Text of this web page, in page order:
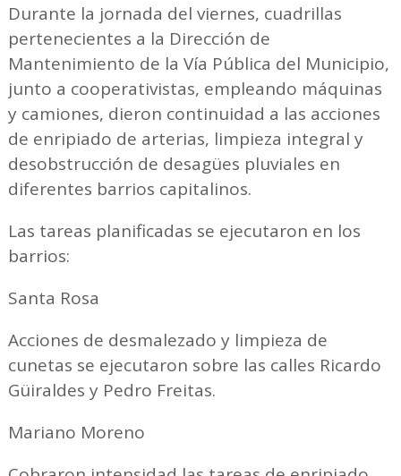
Durante la jornada del viernes, cuadrillas
pertenecientes a la Dirección de
Mantenimiento de la Vía Pública del Municipio,
junto a cooperativistas, empleando máquinas
y camiones, dieron continuidad a las acciones
de enripiado de arterias, limpieza integral y
desobstrucción de desagües pluviales en
diferentes barrios capitalinos.
Las tareas planificadas se ejecutaron en los
barrios:
Santa Rosa
Acciones de desmalezado y limpieza de
cunetas se ejecutaron sobre las calles Ricardo
Güiraldes y Pedro Freitas.
Mariano Moreno